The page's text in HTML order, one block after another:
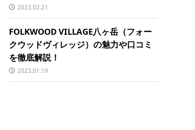
2023.02.21
FOLKWOOD VILLAGE八ヶ岳（フォー
クウッドヴィレッジ）の魅力や口コミ
を徹底解説！
2023.01.19